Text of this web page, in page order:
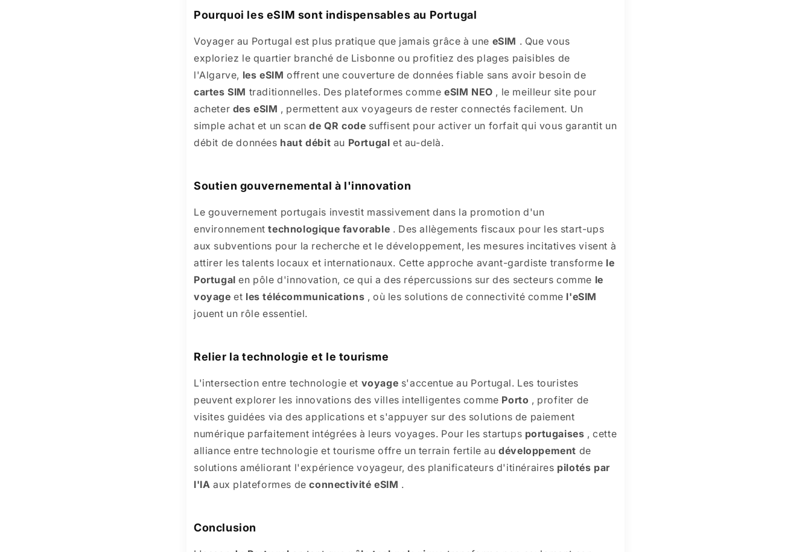
Pourquoi les eSIM sont indispensables au Portugal
Voyager au Portugal est plus pratique que jamais grâce à une eSIM . Que vous
exploriez le quartier branché de Lisbonne ou profitiez des plages paisibles de
l'Algarve, les eSIM offrent une couverture de données fiable sans avoir besoin de
cartes SIM traditionnelles. Des plateformes comme eSIM NEO , le meilleur site pour
acheter des eSIM , permettent aux voyageurs de rester connectés facilement. Un
simple achat et un scande QR code suffisent pour activer un forfait qui vous garantit un
débit de données haut débit au Portugal et au-delà.
Soutien gouvernemental à l'innovation
Le gouvernement portugais investit massivement dans la promotion d'un
environnementtechnologique favorable . Des allègements fiscaux pour les start-ups
aux subventions pour la recherche et le développement, les mesures incitatives visent à
attirer les talents locaux et internationaux. Cette approche avant-gardiste transforme le
Portugal en pôle d'innovation, ce qui a des répercussions sur des secteurs comme le
voyage et les télécommunications , où les solutions de connectivité comme l'eSIM
jouent un rôle essentiel.
Relier la technologie et le tourisme
L'intersection entre technologie et voyage s'accentue au Portugal. Les touristes
peuvent explorer les innovations des villes intelligentes comme Porto , profiter de
visites guidées via des applications et s'appuyer sur des solutions de paiement
numérique parfaitement intégrées à leurs voyages. Pour les startups portugaises , cette
alliance entre technologie et tourisme offre un terrain fertile audéveloppement de
solutions améliorant l'expérience voyageur, des planificateurs d'itinéraires pilotés par
l'IA aux plateformes deconnectivité eSIM .
Conclusion